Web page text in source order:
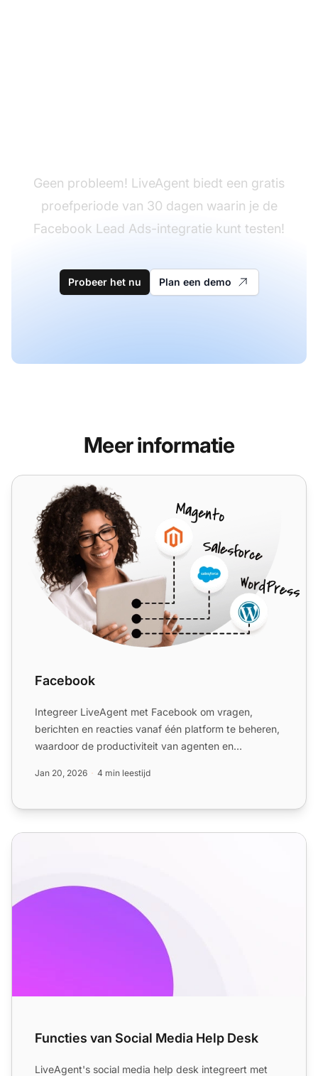
Geen probleem! LiveAgent biedt een gratis
proefperiode van 30 dagen waarin je de
Facebook Lead Ads-integratie kunt testen!
Probeer het nu Plan een demo
Meer informatie
Facebook
Facebook
Integreer LiveAgent met Facebook om vragen,
berichten en reacties vanaf één platform te beheren,
waardoor de productiviteit van agenten en
Jan 20, 2026 4 min leestijd
Functies van Social Media Help Desk
Functies van Social Media Help Desk
LiveAgent's social media help desk integreert met